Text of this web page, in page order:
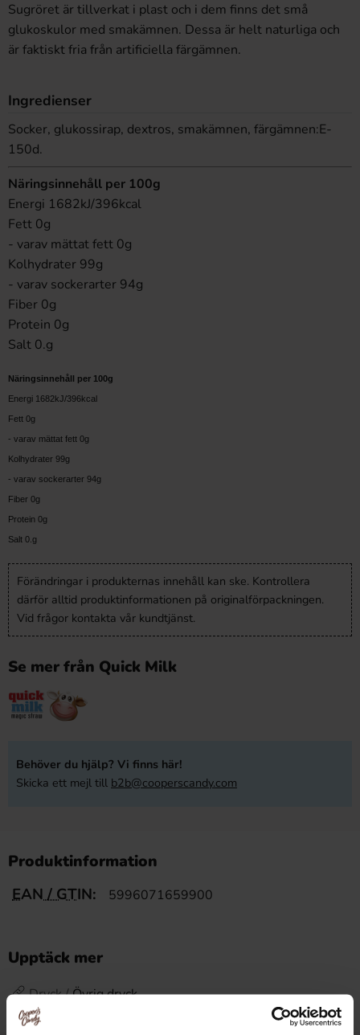
Sugröret är tillverkat i plast och i dem finns det små
glukoskulor med smakämnen. Dessa är helt naturliga och
är faktiskt fria från artificiella färgämnen.
Ingredienser
Socker, glukossirap, dextros, smakämnen, färgämnen:E-
150d.
Näringsinnehåll per 100g
Energi 1682kJ/396kcal
Fett 0g
- varav mättat fett 0g
Kolhydrater 99g
- varav sockerarter 94g
Fiber 0g
Protein 0g
Salt 0.g
Näringsinnehåll per 100g
Energi 1682kJ/396kcal
Fett 0g
- varav mättat fett 0g
Kolhydrater 99g
- varav sockerarter 94g
Fiber 0g
Protein 0g
Salt 0.g
Förändringar i produkternas innehåll kan ske. Kontrollera
därför alltid produktinformationen på originalförpackningen.
Vid frågor kontakta vår kundtjänst.
Se mer från Quick Milk
Behöver du hjälp? Vi finns här!
Skicka ett mejl till b2b@cooperscandy.com
Produktinformation
EAN / GTIN:
5996071659900
Upptäck mer
Dryck /Övrig dryck